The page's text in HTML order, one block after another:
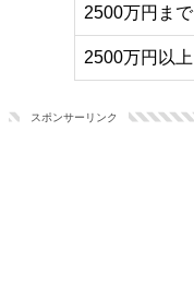
2500万円まで
2500万円以上
スポンサーリンク